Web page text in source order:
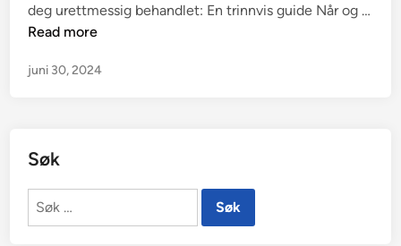
deg urettmessig behandlet: En trinnvis guide Når og …
E
g
e
n
Read more
juni 30, 2024
Søk
Søk